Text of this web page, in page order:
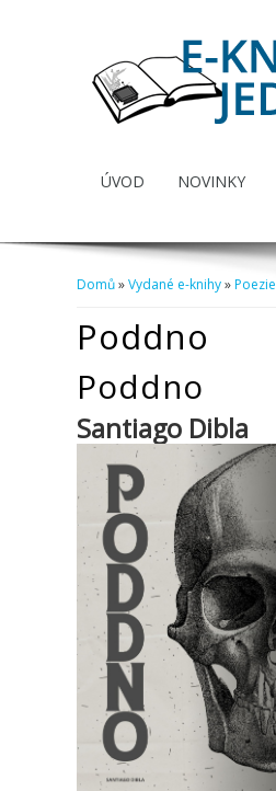
ÚVOD NOVINKY
Domů»Vydané e-knihy»Poezie
Poddno
Poddno
Santiago Dibla